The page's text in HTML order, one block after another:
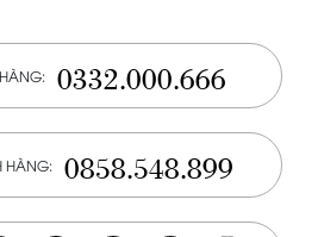
0332.000.666
HÀNG: 0858.548.899